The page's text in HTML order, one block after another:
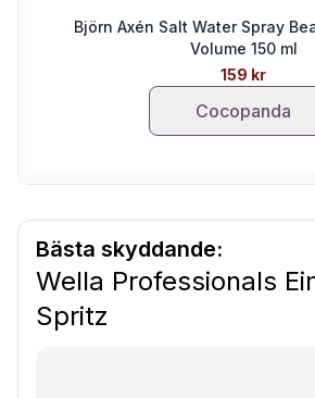
Björn Axén Salt Water Spray
Volume 150 ml
159 kr
Cocopanda
Bästa skyddande:
Wella Professionals
Spritz